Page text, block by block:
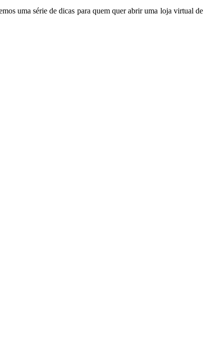
uma série de dicas para quem quer abrir uma loja virtual de